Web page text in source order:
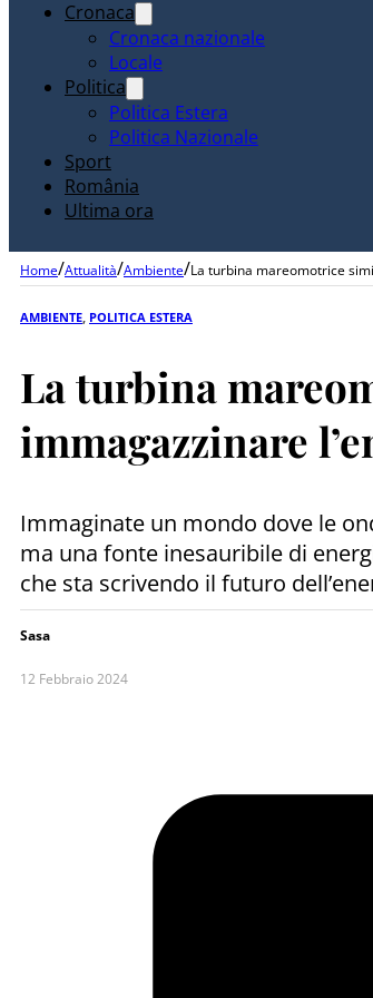
Cronaca
Cronaca nazionale
Locale
Politica
Politica Estera
Politica Nazionale
Sport
România
Ultima ora
Home/Attualità/Ambiente/La turbina mareomotrice
AMBIENTE POLITICA ESTERA
La turbina
immagazzinare
Immaginate un mondo dove le
ma una fonte inesauribile di
che sta scrivendo il futuro
Sasa
12 Febbraio 2024